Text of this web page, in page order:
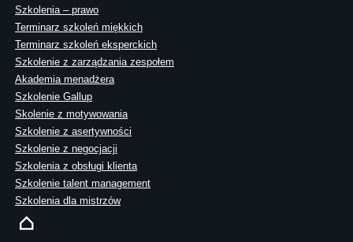
Szkolenia – prawo
Terminarz szkoleń miękkich
Terminarz szkoleń eksperckich
Szkolenie z zarządzania zespołem
Akademia menadżera
Szkolenie Gallup
Skolenie z motywowania
Szkolenie z asertywności
Szkolenie z negocjacji
Szkolenia z obsługi klienta
Szkolenie talent management
Szkolenia dla mistrzów